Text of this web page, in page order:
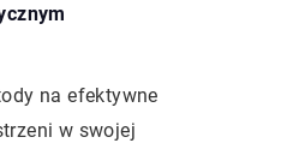
na efektywne
w swojej